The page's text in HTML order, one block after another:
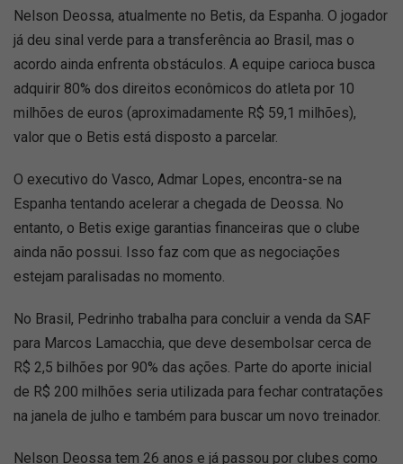
Nelson Deossa, atualmente no Betis, da Espanha. O jogador
já deu sinal verde para a transferência ao Brasil, mas o
acordo ainda enfrenta obstáculos. A equipe carioca busca
adquirir 80% dos direitos econômicos do atleta por 10
milhões de euros (aproximadamente R$ 59,1 milhões),
valor que o Betis está disposto a parcelar.
O executivo do Vasco, Admar Lopes, encontra-se na
Espanha tentando acelerar a chegada de Deossa. No
entanto, o Betis exige garantias financeiras que o clube
ainda não possui. Isso faz com que as negociações
estejam paralisadas no momento.
No Brasil, Pedrinho trabalha para concluir a venda da SAF
para Marcos Lamacchia, que deve desembolsar cerca de
R$ 2,5 bilhões por 90% das ações. Parte do aporte inicial
de R$ 200 milhões seria utilizada para fechar contratações
na janela de julho e também para buscar um novo treinador.
Nelson Deossa tem 26 anos e já passou por clubes como